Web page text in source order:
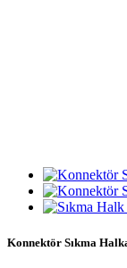
Konnektör Sıkma